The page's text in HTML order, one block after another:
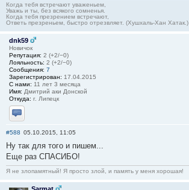
Когда тебя встречают уваженьем,
Уважь и ты, без всякого сомненья.
Когда тебя презрением встречают,
Ответь презреньем, быстро отрезвляет. (Хушхаль-Хан Хатак.)
dnk59
Новичок
Репутация: 2 (+2/−0)
Лояльность: 2 (+2/−0)
Сообщения: 7
Зарегистрирован: 17.04.2015
С нами: 11 лет 3 месяца
Имя: Дмитрий аки Донской
Откуда: г. Липецк
Отправить личное сообщение
#588 05.10.2015, 11:05
Ну так для того и пишем...
Еще раз СПАСИБО!
Я не злопамятный! Я просто злой, и память у меня хорошая!